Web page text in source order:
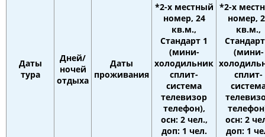
Даты
тура
Дней/
ночей
отдыха
Даты
проживания
*2-х местный
номер, 24
кв.м.,
Стандарт 1
(мини-
холодильник
сплит-
система
телевизор
телефон),
осн: 2 чел.,
доп: 1 чел.
*2-х
номер,
кв.м.,
(мини-
сплит-
осн: 2
доп: 1